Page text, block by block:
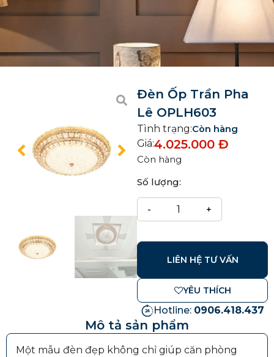
Đèn Ốp Trần Pha
Lê OPLH603
Tình trạng:Còn hàng
Giá:4.025.000 Đ
Còn hàng
Số lượng:
LIÊN HỆ TƯ VẤN
YÊU THÍCH
Hotline: 0906.418.437
Mô tả sản phẩm
Một mẫu đèn đẹp không chỉ giúp căn phòng